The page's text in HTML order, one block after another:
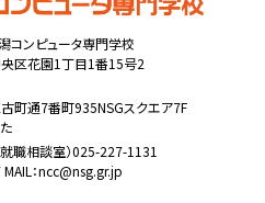
ンピュータ専門学校
区花園1丁目1番15号2
町通7番町935NSGスクエア7F
就職相談室）025-227-1131
：ncc@nsg.gr.jp